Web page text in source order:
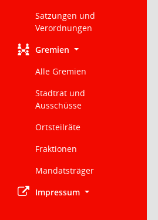
Satzungen und
Verordnungen
Gremien
Alle Gremien
Stadtrat und
Ausschüsse
Ortsteilräte
Fraktionen
Mandatsträger
Impressum